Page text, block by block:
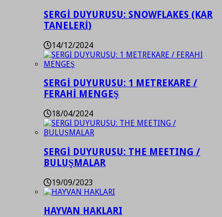
SERGİ DUYURUSU: SNOWFLAKES (KAR
TANELERİ)
14/12/2024
SERGİ DUYURUSU: 1 METREKARE /
FERAHİ MENGEŞ
18/04/2024
SERGİ DUYURUSU: THE MEETING /
BULUŞMALAR
19/09/2023
HAYVAN HAKLARI